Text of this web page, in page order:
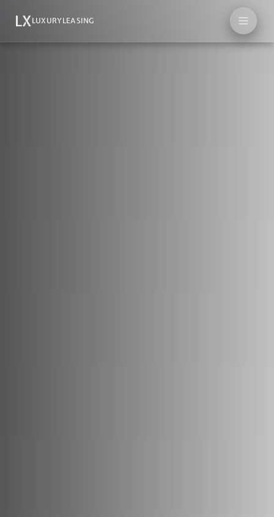
LXLUXURYLEASING